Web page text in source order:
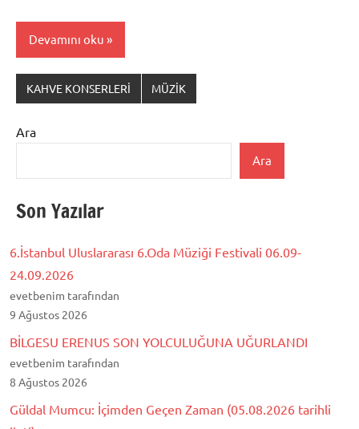
Devamını oku
KAHVE KONSERLERİ MÜZİK
Ara
Ara
Son Yazılar
6.İstanbul Uluslararası 6.Oda Müziği Festivali 06.09-
24.09.2026
evetbenim tarafından
9 Ağustos 2026
BİLGESU ERENUS SON YOLCULUĞUNA UĞURLANDI
evetbenim tarafından
8 Ağustos 2026
Güldal Mumcu: İçimden Geçen Zaman (05.08.2026 tarihli